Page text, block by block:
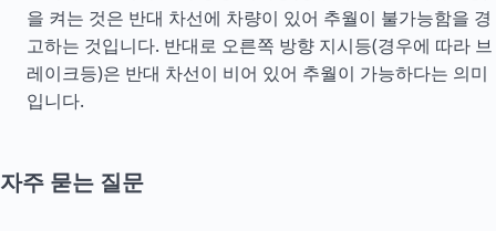
을 켜는 것은 반대 차선에 차량이 있어 추월이 불가능함을 경
고하는 것입니다. 반대로 오른쪽 방향 지시등(경우에 따라 브
레이크등)은 반대 차선이 비어 있어 추월이 가능하다는 의미
입니다.
자주 묻는 질문